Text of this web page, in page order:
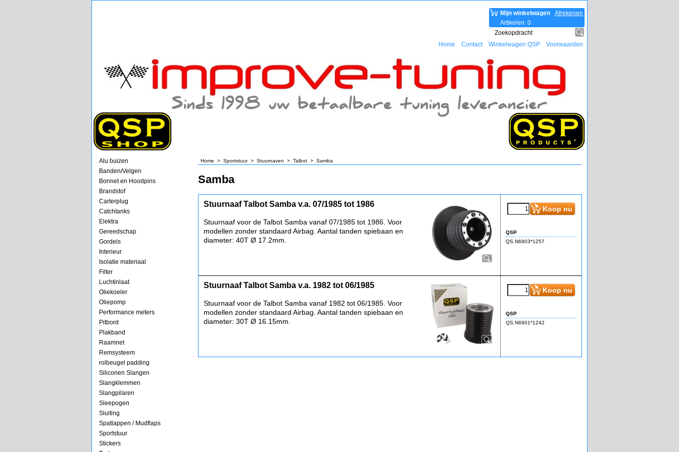
Afrekenen
Mijn winkelwagen
Artikelen: 0
Home Contact Winkelwagen QSP Voorwaarden
Alu buizen
Banden/Velgen
Bonnet en Hoodpins
Brandstof
Carterplug
Catchtanks
Elektra
Gereedschap
Gordels
Interieur
Isolatie materiaal
Filter
Luchtinlaat
Oliekoeler
Oliepomp
Performance meters
Pitbord
Plakband
Raamnet
Remsysteem
rolbeugel padding
Siliconen Slangen
Slangklemmen
Slangpilaren
Sleepogen
Sluiting
Spatlappen / Mudflaps
Sportstuur
Stickers
Home > Sportstuur> Stuurnaven > Talbot > Samba
Samba
Koop nu
QSP
QS.N6903*1257
Stuurnaaf Talbot Samba v.a. 07/1985 tot 1986
Stuurnaaf voor de Talbot Samba vanaf 07/1985 tot 1986. Voor
modellen zonder standaard Airbag. Aantal tanden spiebaan en
diameter: 40T Ø 17.2mm.
Koop nu
QSP
QS.N6901*1242
Stuurnaaf Talbot Samba v.a. 1982 tot 06/1985
Stuurnaaf voor de Talbot Samba vanaf 1982 tot 06/1985. Voor
modellen zonder standaard Airbag. Aantal tanden spiebaan en
diameter: 30T Ø 16.15mm.